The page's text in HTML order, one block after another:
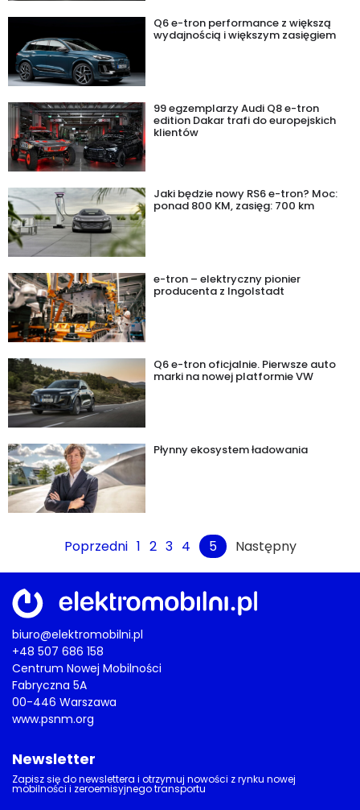
Q6 e-tron performance z większą
wydajnością i większym zasięgiem
99 egzemplarzy Audi Q8 e-tron
edition Dakar trafi do europejskich
klientów
Jaki będzie nowy RS6 e-tron? Moc:
ponad 800 KM, zasięg: 700 km
e-tron – elektryczny pionier
producenta z Ingolstadt
Q6 e-tron oficjalnie. Pierwsze auto
marki na nowej platformie VW
Płynny ekosystem ładowania
Poprzedni 1 2 3 4 5 Następny
biuro@elektromobilni.pl
+48 507 686 158
Centrum Nowej Mobilności
Fabryczna 5A
00-446 Warszawa
www.psnm.org
Newsletter
Zapisz się do newslettera i otrzymuj nowości z rynku nowej
mobilności i zeroemisyjnego transportu